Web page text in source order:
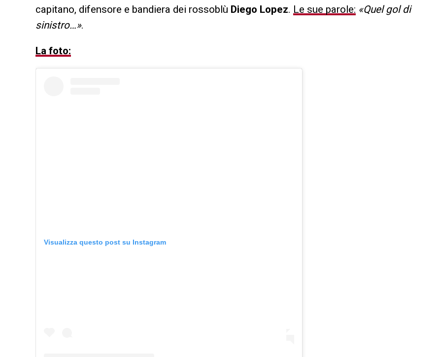
capitano, difensore e bandiera dei rossoblù Diego Lopez. Le sue parole: «Quel gol di
sinistro…».
La foto:
Visualizza questo post su Instagram